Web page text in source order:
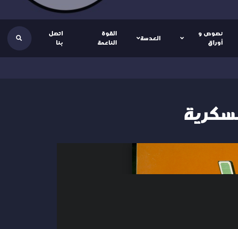
نصوص و
أوراق
العدسة
القوة
الناعمة
اتصل
بنا